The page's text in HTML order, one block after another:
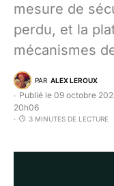
mesure de
perdu, et la
mécanismes
PAR ALEX LEROUX
Publié le 09 octobre
20h06
3 MINUTES DE LECTURE